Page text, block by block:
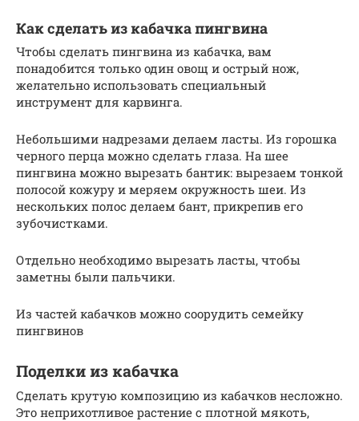
Как сделать из кабачка пингвина
Чтобы сделать пингвина из кабачка, вам
понадобится только один овощ и острый нож,
желательно использовать специальный
инструмент для карвинга.
Небольшими надрезами делаем ласты. Из горошка
черного перца можно сделать глаза. На шее
пингвина можно вырезать бантик: вырезаем тонкой
полосой кожуру и меряем окружность шеи. Из
нескольких полос делаем бант, прикрепив его
зубочистками.
Отдельно необходимо вырезать ласты, чтобы
заметны были пальчики.
Из частей кабачков можно соорудить семейку
пингвинов
Поделки из кабачка
Сделать крутую композицию из кабачков несложно.
Это неприхотливое растение с плотной мякоть,